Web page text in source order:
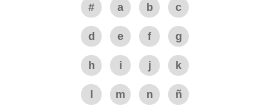
# a b c
d e f g
h i j k
m n ñ